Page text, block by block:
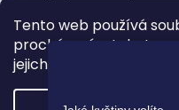
Tento web používá
procházením tohoto
jejich používáním..
Proč zvolit Růže
Prémiové čerstvé
Ruční vazba kytic